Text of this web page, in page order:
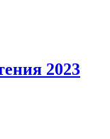
2023